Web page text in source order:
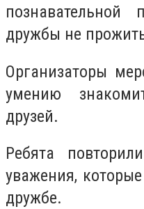
дружбы не
Организаторы
умению
друзей.
Ребята
уважения,
дружбе.